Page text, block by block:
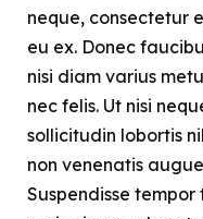
neque, consectetur
eu ex. Donec
nisi diam varius
nec felis. Ut nisi
sollicitudin lobortis
non venenatis
Suspendisse